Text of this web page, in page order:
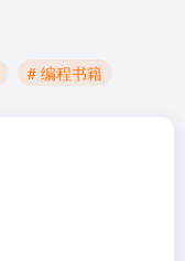
# 编程书籍